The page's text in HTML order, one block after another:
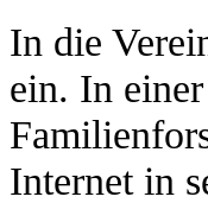
In die
ein. In
Internet in